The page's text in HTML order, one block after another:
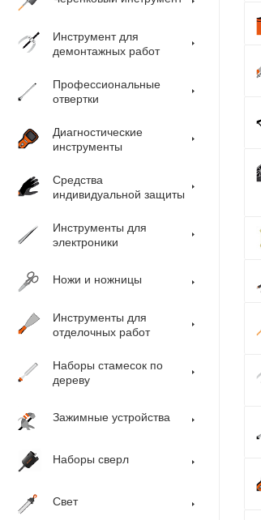
Инструмент для
демонтажных работ
Профессиональные
отвертки
Диагностические
инструменты
Средства
индивидуальной защиты
Инструменты для
электроники
Ножи и ножницы
Инструменты для
отделочных работ
Наборы стамесок по
дереву
Зажимные устройства
Наборы сверл
Свет